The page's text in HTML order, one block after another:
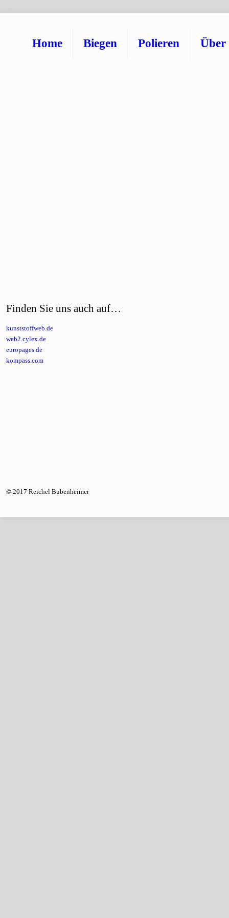
Home Biegen Polieren Über
Finden Sie uns auch auf…
kunststoffweb.de
web2.cylex.de
europages.de
kompass.com
© 2017 Reichel Bubenheimer